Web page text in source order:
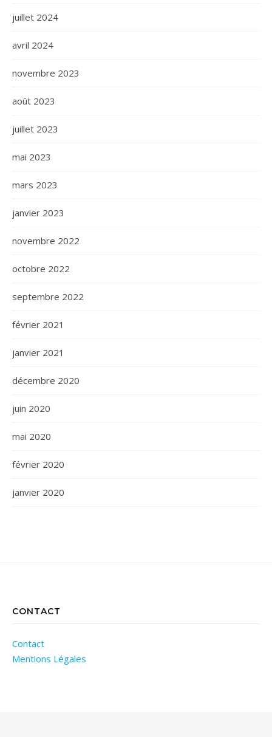
juillet 2024
avril 2024
novembre 2023
août 2023
juillet 2023
mai 2023
mars 2023
janvier 2023
novembre 2022
octobre 2022
septembre 2022
février 2021
janvier 2021
décembre 2020
juin 2020
mai 2020
février 2020
janvier 2020
CONTACT
Contact
Mentions Légales